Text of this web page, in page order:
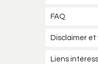
FAQ
Disclaimer et
Liens